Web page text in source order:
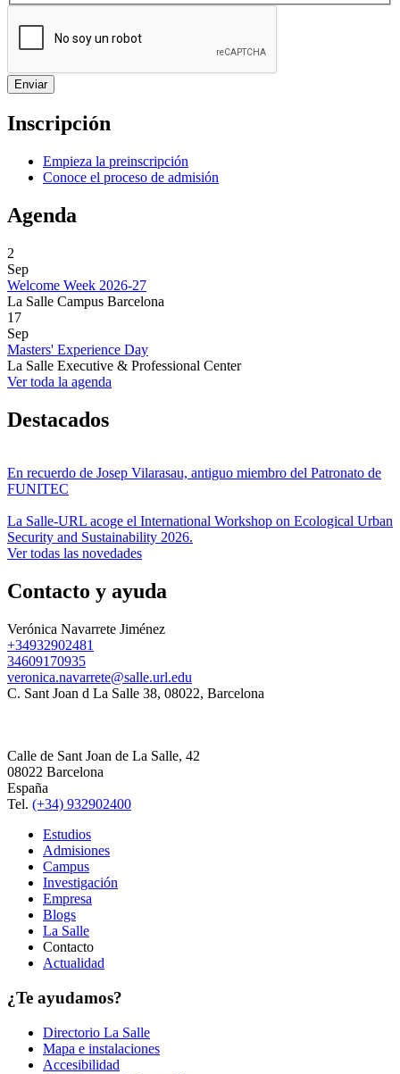
Inscripción
Empieza la preinscripción
Conoce el proceso de admisión
Agenda
2
Sep
Welcome Week 2026-27
La Salle Campus Barcelona
17
Sep
Masters' Experience Day
La Salle Executive & Professional Center
Ver toda la agenda
Destacados
En recuerdo de Josep Vilarasau, antiguo miembro del Patronato de
FUNITEC
La Salle-URL acoge el International Workshop on Ecological Urban
Security and Sustainability 2026.
Ver todas las novedades
Contacto y ayuda
Verónica Navarrete Jiménez
+34932902481
34609170935
veronica.navarrete@salle.url.edu
C. Sant Joan d La Salle 38, 08022, Barcelona
Calle de Sant Joan de La Salle, 42
08022 Barcelona
España
Tel. (+34) 932902400
Estudios
Admisiones
Campus
Investigación
Empresa
Blogs
La Salle
Contacto
Actualidad
¿Te ayudamos?
Directorio La Salle
Mapa e instalaciones
Accesibilidad